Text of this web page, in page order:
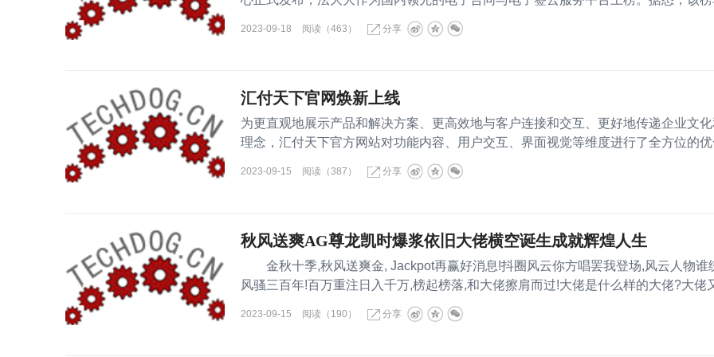
2023-09-18 阅读（463） 分享
汇付天下官网焕新上线
为更直观地展示产品和解决方案、更高效地与客户连接和交互、更好地传递企业文化
理念，汇付天下官方网站对功能内容、用户交互、界面视觉等维度进行了全方位的
2023-09-15 阅读（387） 分享
秋风送爽AG尊龙凯时爆浆依旧大佬横空诞生成就辉煌人生
金秋十季,秋风送爽金, Jackpot再赢好消息!抖圈风云你方唱罢我登场,风云人物谁
风骚三百年!百万重注日入千万,榜起榜落,和大佬擦肩而过!大佬是什么样的大佬?大佬
2023-09-15 阅读（190） 分享